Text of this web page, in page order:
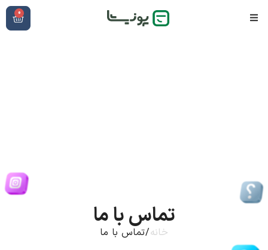
0
تماس با ما
خانه/ تماس با ما